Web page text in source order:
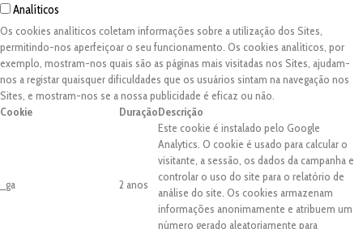
Analíticos
Os cookies analíticos coletam informações sobre a utilização dos Sites,
permitindo-nos aperfeiçoar o seu funcionamento. Os cookies analíticos, por
exemplo, mostram-nos quais são as páginas mais visitadas nos Sites, ajudam-
nos a registar quaisquer dificuldades que os usuários sintam na navegação nos
Sites, e mostram-nos se a nossa publicidade é eficaz ou não.
Cookie
DuraçãoDescrição
_ga 2 anos
Este cookie é instalado pelo Google
Analytics. O cookie é usado para calcular o
visitante, a sessão, os dados da campanha e
controlar o uso do site para o relatório de
análise do site. Os cookies armazenam
informações anonimamente e atribuem um
número gerado aleatoriamente para